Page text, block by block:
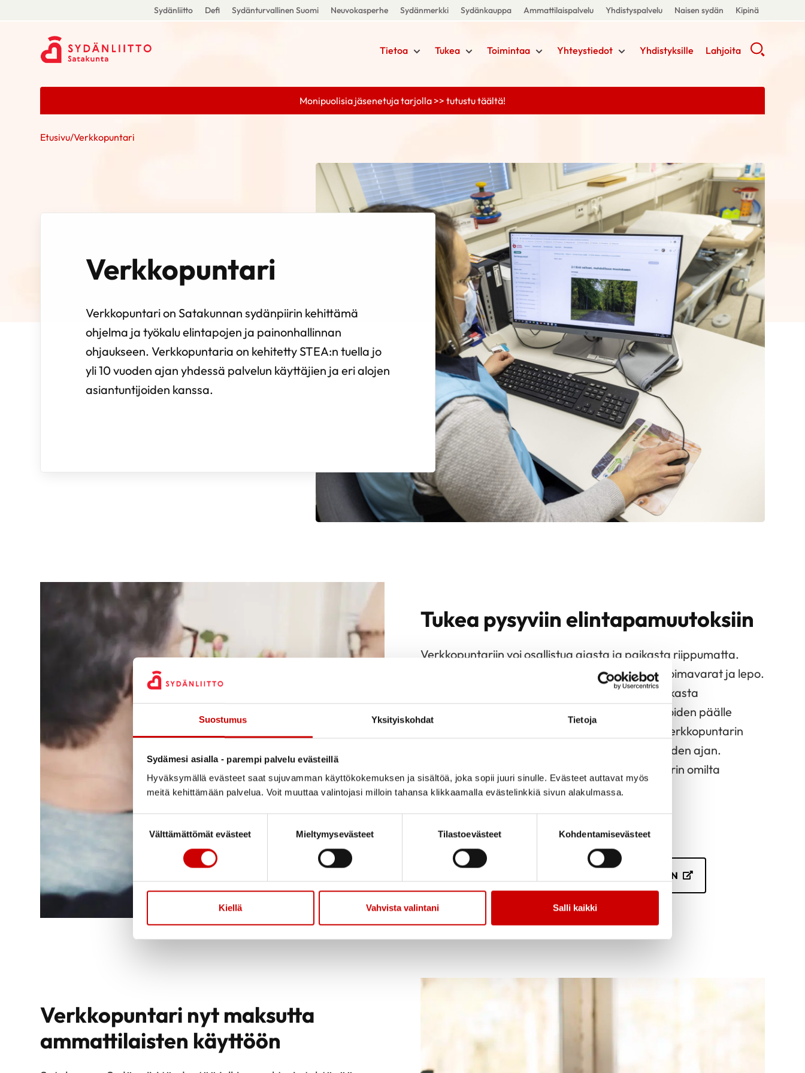
Suostumus Yksityiskohdat Tietoja
Sydämesi asialla - parempi palvelu evästeillä
Hyväksymällä evästeet saat sujuvamman käyttökokemuksen ja sisältöä, joka sopii juuri sinulle. Evästeet auttavat myös
meitä kehittämään palvelua. Voit muuttaa valintojasi milloin tahansa klikkaamalla evästelinkkiä sivun alakulmassa.
Välttämättömät evästeet
Mieltymysevästeet Tilastoevästeet Kohdentamisevästeet
Kiellä Vahvista valintani Salli kaikki
Sydänliitto Defi Sydänturvallinen Suomi Neuvokasperhe Sydänmerkki Sydänkauppa Ammattilaispalvelu Yhdistyspalvelu Naisen sydän Kipinä
Tietoa Tukea Toimintaa Yhteystiedot Yhdistyksille Lahjoita
Monipuolisia jäsenetuja tarjolla >> tutustu täältä!
Etusivu/Verkkopuntari
Verkkopuntari
Verkkopuntari on Satakunnan sydänpiirin kehittämä
ohjelma ja työkalu elintapojen ja painonhallinnan
ohjaukseen. Verkkopuntaria on kehitetty STEA:n tuella jo
yli 10 vuoden ajan yhdessä palvelun käyttäjien ja eri alojen
asiantuntijoiden kanssa.
Tukea pysyviin elintapamuutoksiin
Verkkopuntariin voi osallistua ajasta ja paikasta riippumatta.
Ohjelman pääteemoina ovat ravinto, liikunta, voimavarat ja lepo.
Ohjaaja auttaa valmentavan otteen avulla asiakasta
tunnistamaan omat voimavarat ja vahvuudet, joiden päälle
pysyvää elintapamuutosta on hyvä rakentaa. Verkkopuntarin
motivoiva sisältö ja ryhmän tuki on käytössä vuoden ajan.
Lisätietoa Verkkopuntarista löytyy Verkkopuntarin omilta
verkkosivuilta.
TUTUSTU
ILMOITTAUDU MUKAAN YKSILÖVALMENNUKSEEN
Verkkopuntari nyt maksutta
ammattilaisten käyttöön